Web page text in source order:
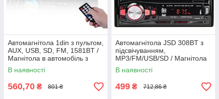
Автомагнітола 1din з пультом,
AUX, USB, SD, FM, 1581BT /
Магнітола в автомобіль з
RGB підсвічуванням
В наявності
560,70 ₴ 801 ₴
Автомагнітола JSD 308BT з
підсвічуванням,
MP3/FM/USB/SD / Магнітола
в автомобіль / Магнітола з
якісним звуком
В наявності
499 ₴ 712,86 ₴